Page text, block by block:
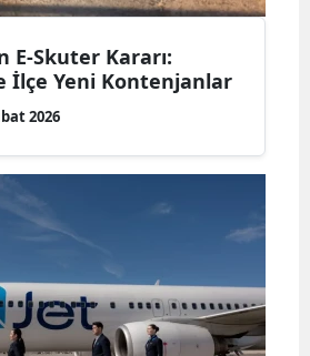
E-Skuter Kararı:
İlçe Yeni Kontenjanlar
2026